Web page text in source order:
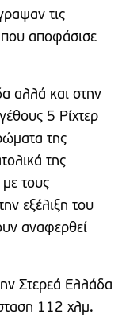
τις
που αποφάσισε
αλλά και στην
5 Ρίχτερ
της
της
τους
εξέλιξη του
αναφερθεί
Στερεά Ελλάδα
112 χλμ.